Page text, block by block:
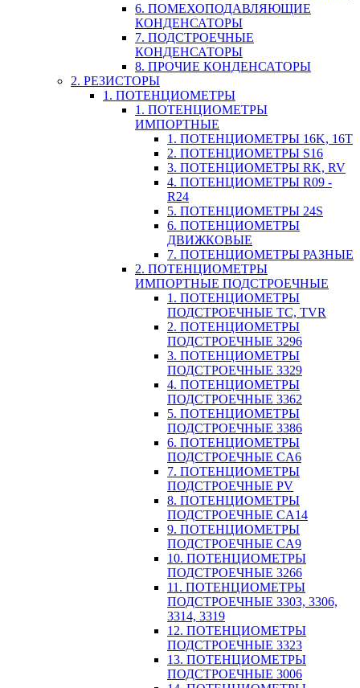
6. ПОМЕХОПОДАВЛЯЮЩИЕ
КОНДЕНСАТОРЫ
7. ПОДСТРОЕЧНЫЕ
КОНДЕНСАТОРЫ
8. ПРОЧИЕ КОНДЕНСАТОРЫ
2. РЕЗИСТОРЫ
1. ПОТЕНЦИОМЕТРЫ
1. ПОТЕНЦИОМЕТРЫ
ИМПОРТНЫЕ
1. ПОТЕНЦИОМЕТРЫ 16K, 16T
2. ПОТЕНЦИОМЕТРЫ S16
3. ПОТЕНЦИОМЕТРЫ RK, RV
4. ПОТЕНЦИОМЕТРЫ R09 -
R24
5. ПОТЕНЦИОМЕТРЫ 24S
6. ПОТЕНЦИОМЕТРЫ
ДВИЖКОВЫЕ
7. ПОТЕНЦИОМЕТРЫ РАЗНЫЕ
2. ПОТЕНЦИОМЕТРЫ
ИМПОРТНЫЕ ПОДСТРОЕЧНЫЕ
1. ПОТЕНЦИОМЕТРЫ
ПОДСТРОЕЧНЫЕ TC, TVR
2. ПОТЕНЦИОМЕТРЫ
ПОДСТРОЕЧНЫЕ 3296
3. ПОТЕНЦИОМЕТРЫ
ПОДСТРОЕЧНЫЕ 3329
4. ПОТЕНЦИОМЕТРЫ
ПОДСТРОЕЧНЫЕ 3362
5. ПОТЕНЦИОМЕТРЫ
ПОДСТРОЕЧНЫЕ 3386
6. ПОТЕНЦИОМЕТРЫ
ПОДСТРОЕЧНЫЕ CA6
7. ПОТЕНЦИОМЕТРЫ
ПОДСТРОЕЧНЫЕ PV
8. ПОТЕНЦИОМЕТРЫ
ПОДСТРОЕЧНЫЕ CA14
9. ПОТЕНЦИОМЕТРЫ
ПОДСТРОЕЧНЫЕ CA9
10. ПОТЕНЦИОМЕТРЫ
ПОДСТРОЕЧНЫЕ 3266
11. ПОТЕНЦИОМЕТРЫ
ПОДСТРОЕЧНЫЕ 3303, 3306,
3314, 3319
12. ПОТЕНЦИОМЕТРЫ
ПОДСТРОЕЧНЫЕ 3323
13. ПОТЕНЦИОМЕТРЫ
ПОДСТРОЕЧНЫЕ 3006